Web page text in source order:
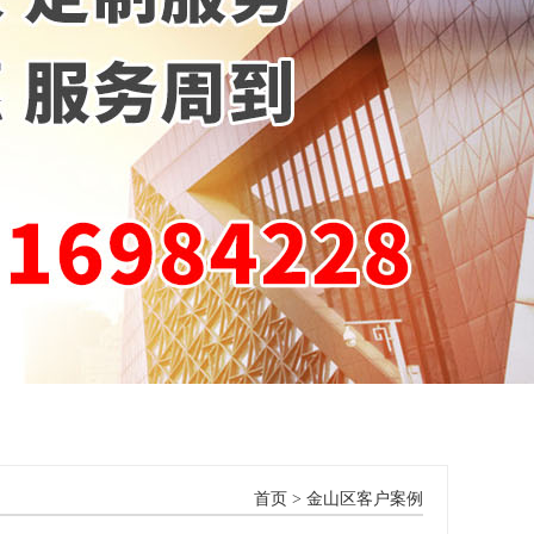
首页 > 金山区客户案例